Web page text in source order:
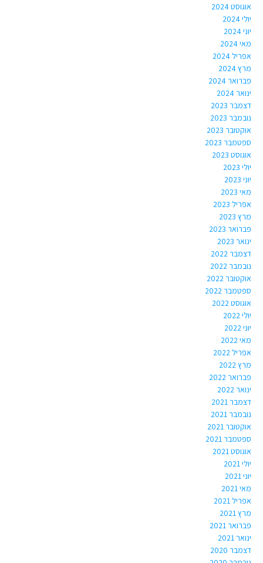
אוגוסט 2024
יולי 2024
יוני 2024
מאי 2024
אפריל 2024
מרץ 2024
פברואר 2024
ינואר 2024
דצמבר 2023
נובמבר 2023
אוקטובר 2023
ספטמבר 2023
אוגוסט 2023
יולי 2023
יוני 2023
מאי 2023
אפריל 2023
מרץ 2023
פברואר 2023
ינואר 2023
דצמבר 2022
נובמבר 2022
אוקטובר 2022
ספטמבר 2022
אוגוסט 2022
יולי 2022
יוני 2022
מאי 2022
אפריל 2022
מרץ 2022
פברואר 2022
ינואר 2022
דצמבר 2021
נובמבר 2021
אוקטובר 2021
ספטמבר 2021
אוגוסט 2021
יולי 2021
יוני 2021
מאי 2021
אפריל 2021
מרץ 2021
פברואר 2021
ינואר 2021
דצמבר 2020